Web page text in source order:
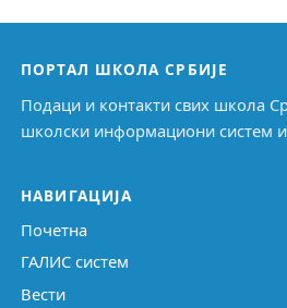
ПОРТАЛ ШКОЛА СРБИЈЕ
Подаци и контакти свих школа
школски информациони систем и
НАВИГАЦИЈА
Почетна
ГАЛИС систем
Вести